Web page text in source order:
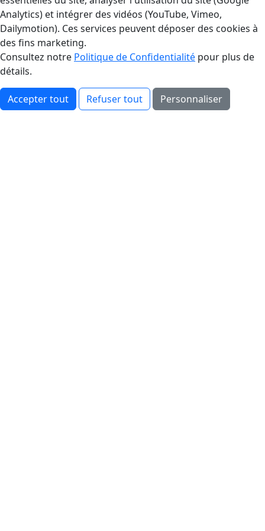
Analytics) et intégrer des vidéos (YouTube, Vimeo,
Dailymotion). Ces services peuvent déposer des cookies à
des fins marketing.
Consultez notre Politique de Confidentialité pour plus de
détails.
Accepter tout Refuser tout Personnaliser